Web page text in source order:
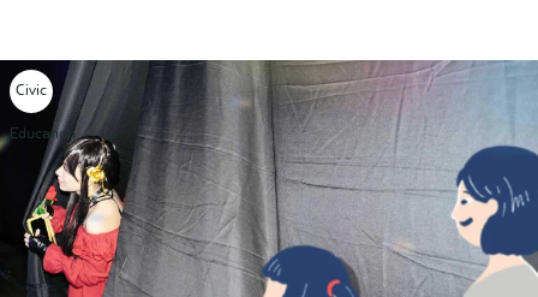
content
Civic
Education